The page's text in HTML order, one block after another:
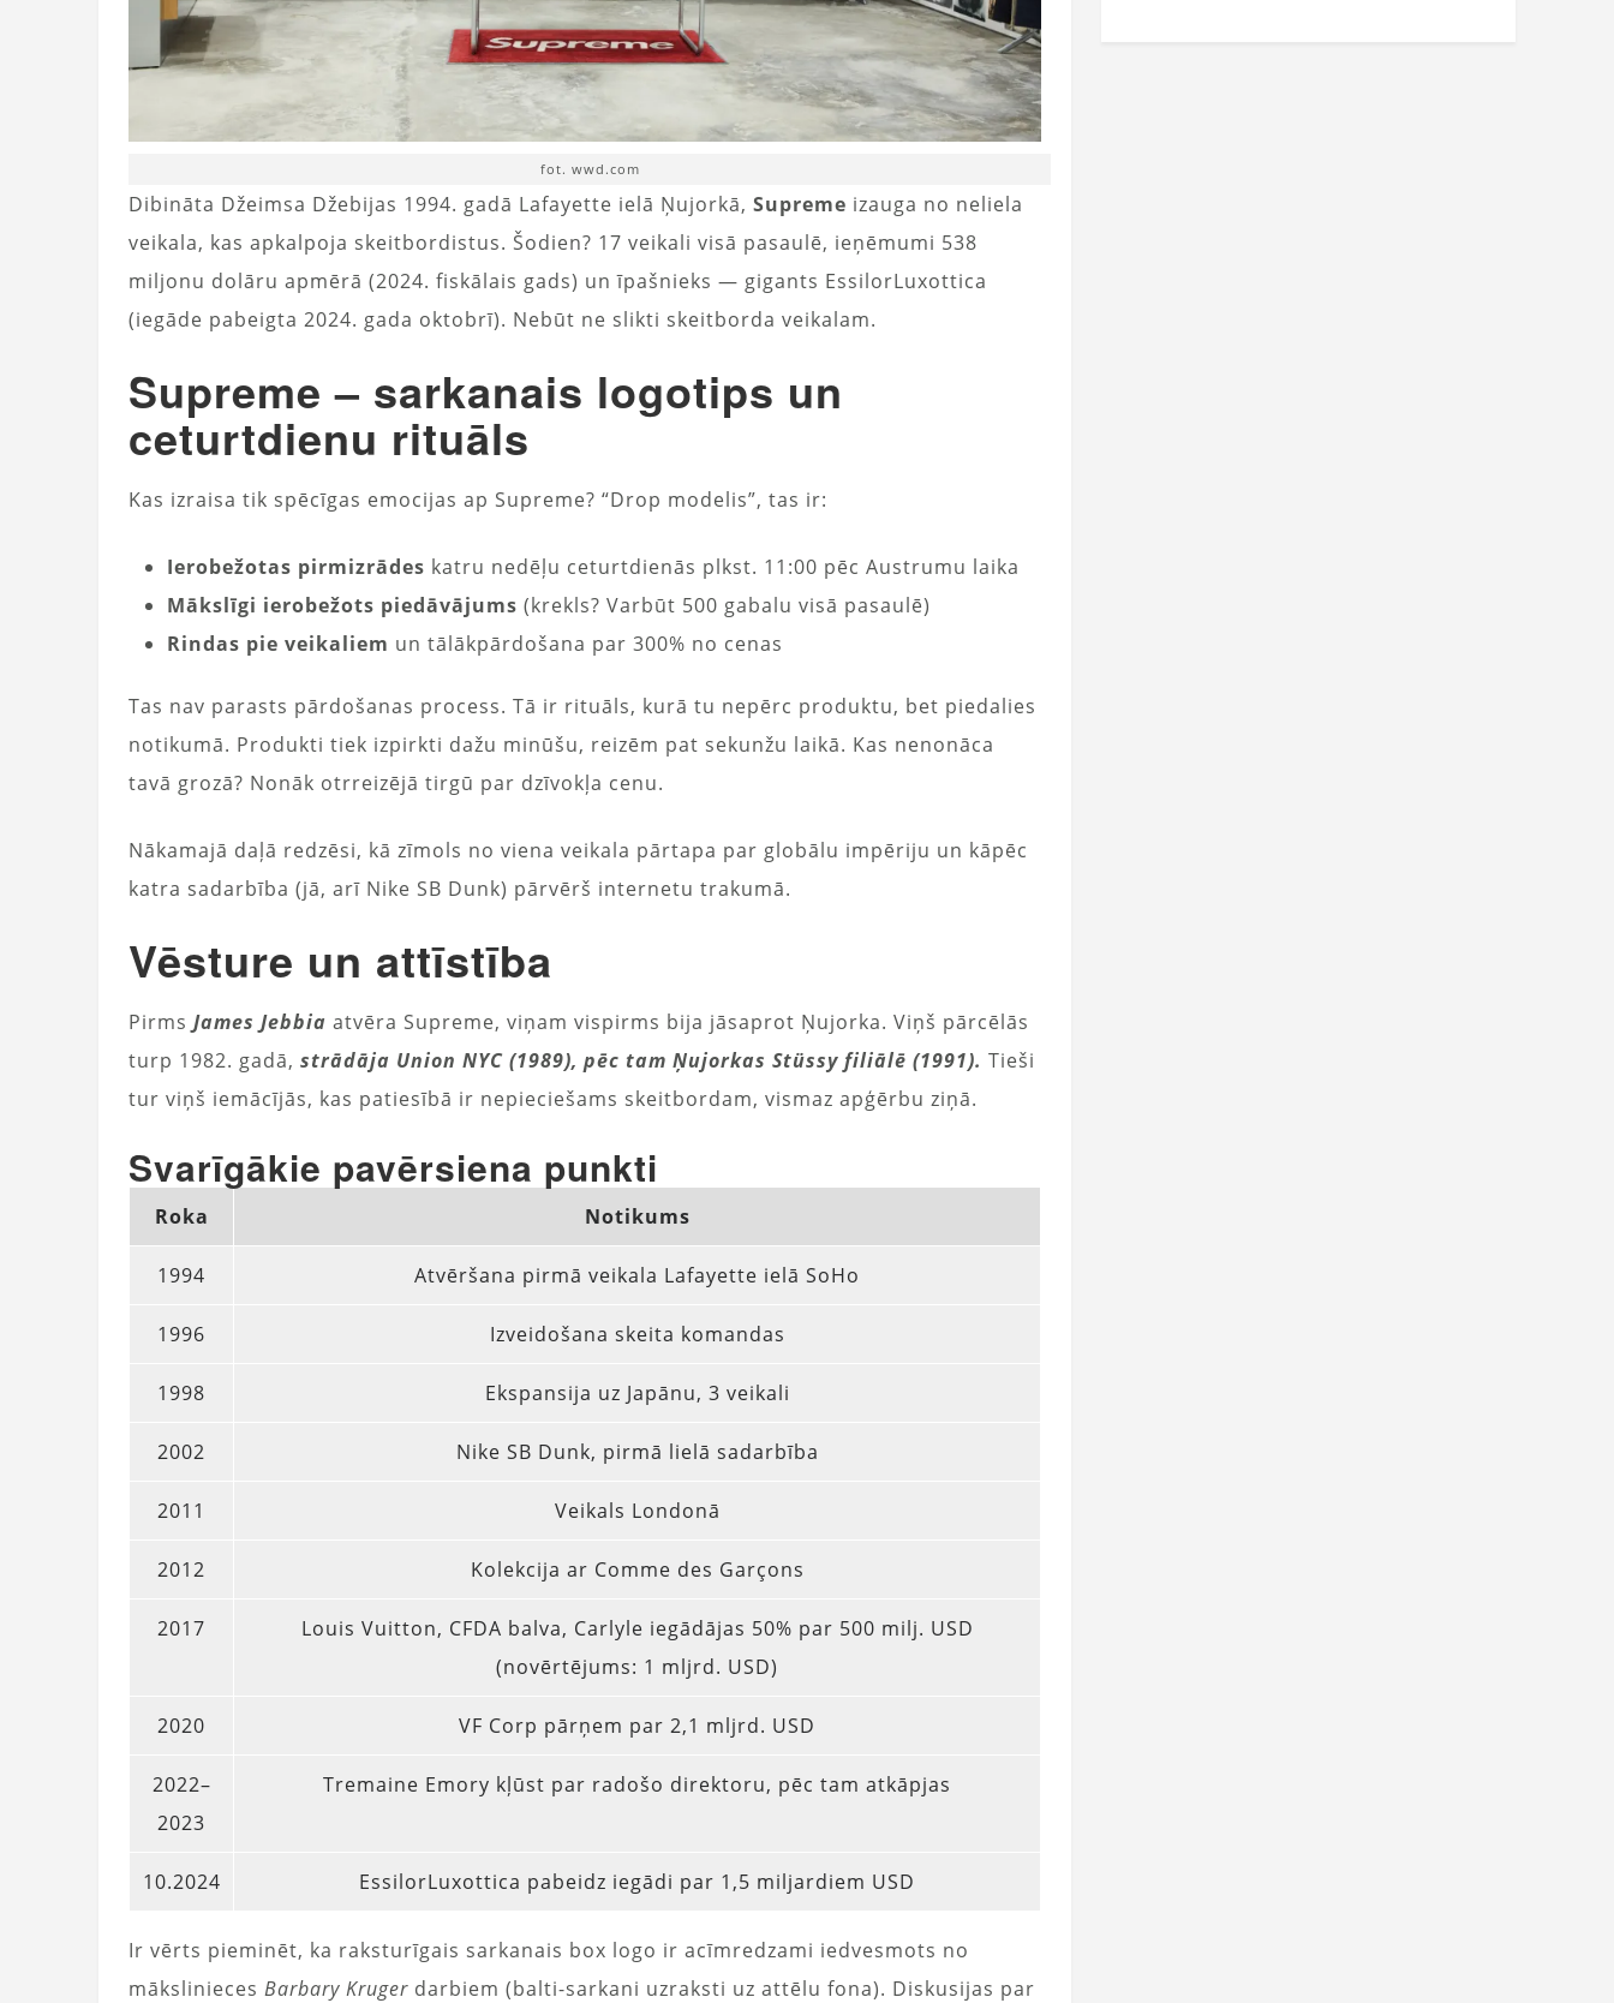
fot. wwd.com
Dibināta Džeimsa Džebijas 1994. gadā Lafayette ielā Ņujorkā, Supreme izauga no neliela
veikala, kas apkalpoja skeitbordistus. Šodien? 17 veikali visā pasaulē, ieņēmumi 538
miljonu dolāru apmērā (2024. fiskālais gads) un īpašnieks — gigants EssilorLuxottica
(iegāde pabeigta 2024. gada oktobrī). Nebūt ne slikti skeitborda veikalam.
Supreme – sarkanais logotips un
ceturtdienu rituāls
Kas izraisa tik spēcīgas emocijas ap Supreme? “Drop modelis”, tas ir:
Ierobežotas pirmizrādes katru nedēļu ceturtdienās plkst. 11:00 pēc Austrumu laika
Mākslīgi ierobežots piedāvājums (krekls? Varbūt 500 gabalu visā pasaulē)
Rindas pie veikaliem un tālākpārdošana par 300% no cenas
Tas nav parasts pārdošanas process. Tā ir rituāls, kurā tu nepērc produktu, bet piedalies
notikumā. Produkti tiek izpirkti dažu minūšu, reizēm pat sekunžu laikā. Kas nenonāca
tavā grozā? Nonāk otrreizējā tirgū par dzīvokļa cenu.
Nākamajā daļā redzēsi, kā zīmols no viena veikala pārtapa par globālu impēriju un kāpēc
katra sadarbība (jā, arī Nike SB Dunk) pārvērš internetu trakumā.
Vēsture un attīstība
Pirms James Jebbia atvēra Supreme, viņam vispirms bija jāsaprot Ņujorka. Viņš pārcēlās
turp 1982. gadā, strādāja Union NYC (1989), pēc tam Ņujorkas Stüssy filiālē (1991). Tieši
tur viņš iemācījās, kas patiesībā ir nepieciešams skeitbordam, vismaz apģērbu ziņā.
Svarīgākie pavērsiena punkti
Roka Notikums
1994 Atvēršana pirmā veikala Lafayette ielā SoHo
1996 Izveidošana skeita komandas
1998 Ekspansija uz Japānu, 3 veikali
2002 Nike SB Dunk, pirmā lielā sadarbība
2011 Veikals Londonā
2012 Kolekcija ar Comme des Garçons
2017
Louis Vuitton, CFDA balva, Carlyle iegādājas 50% par 500 milj. USD
(novērtējums: 1 mljrd. USD)
2020 VF Corp pārņem par 2,1 mljrd. USD
2022–
2023
Tremaine Emory kļūst par radošo direktoru, pēc tam atkāpjas
10.2024 EssilorLuxottica pabeidz iegādi par 1,5 miljardiem USD
Ir vērts pieminēt, ka raksturīgais sarkanais box logo ir acīmredzami iedvesmots no
mākslinieces Barbary Kruger darbiem (balti-sarkani uzraksti uz attēlu fona). Diskusijas par